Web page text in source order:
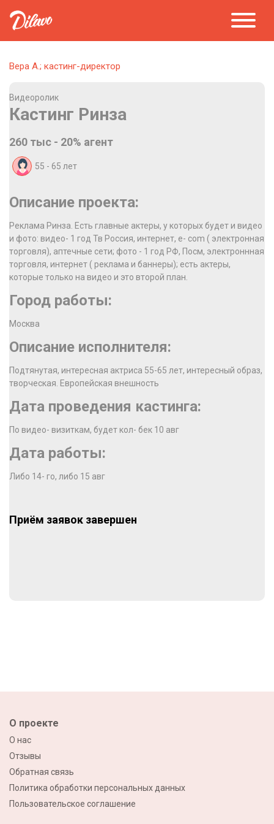
Вера А.; кастинг-директор
Видеоролик
Кастинг Ринза
260 тыс - 20% агент
55 - 65 лет
Описание проекта:
Реклама Ринза. Есть главные актеры, у которых будет и видео
и фото: видео- 1 год Тв Россия, интернет, е- соm ( электронная
торговля), аптечные сети; фото - 1 год РФ, Посм, электроннная
торговля, интернет ( реклама и баннеры); есть актеры,
которые только на видео и это второй план.
Город работы:
Москва
Описание исполнителя:
Подтянутая, интересная актриса 55-65 лет, интересный образ,
творческая. Европейская внешность
Дата проведения кастинга:
По видео- визиткам, будет кол- бек 10 авг
Дата работы:
Либо 14- го, либо 15 авг
Приём заявок завершен
О проекте
О нас
Отзывы
Обратная связь
Политика обработки персональных данных
Пользовательское соглашение